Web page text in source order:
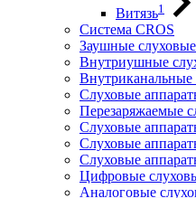
Витязь1
Система CROS
Заушные
Внутриушные
Внутриканальные
Слуховые
Перезаряжаемые
Слуховые
Слуховые
Слуховые
Цифровые
Аналоговые